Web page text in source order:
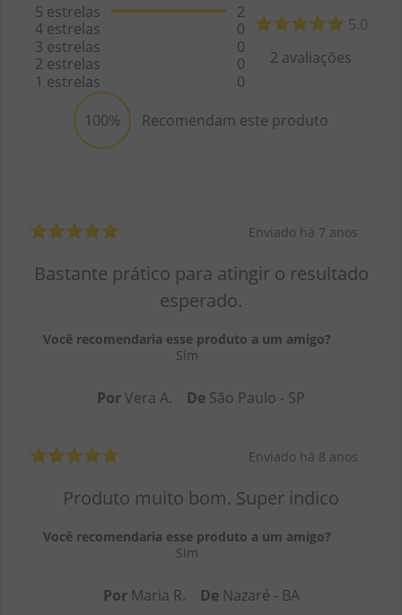
5 estrelas
4estrelas
3 estrelas
2 estrelas
1 estrelas
2
0
0
0
0
5.0
2 avaliações
100% Recomendam este produto
Enviado há 7 anos
Bastante prático para atingir o resultado
esperado.
Você recomendaria esse produto a um amigo?
Sim
PorVera A. De São Paulo - SP
Enviado há 8 anos
Produto muito bom. Super indico
Você recomendaria esse produto a um amigo?
Sim
Por Maria R. De Nazaré - BA